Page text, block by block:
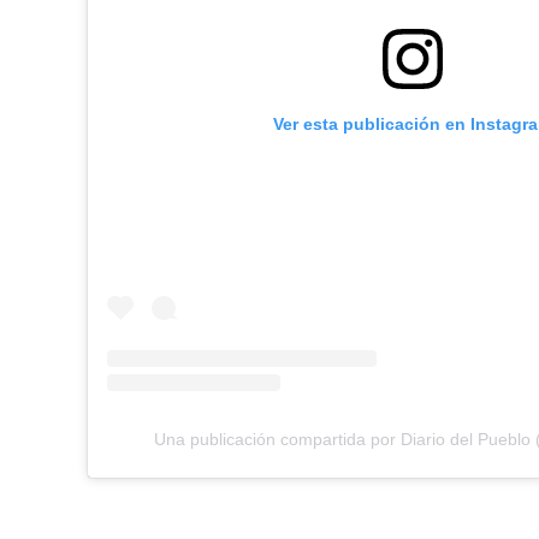
Ver esta publicación en
Una publicación compartida por Diario del Pueblo